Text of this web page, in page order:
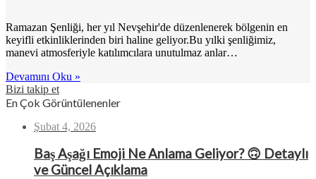
Ramazan Şenliği, her yıl Nevşehir'de düzenlenerek bölgenin en
keyifli etkinliklerinden biri haline geliyor.Bu yılki şenliğimiz,
manevi atmosferiyle katılımcılara unutulmaz anlar…
Devamını Oku »
Bizi takip et
En Çok Görüntülenenler
Şubat 4, 2026
Baş Aşağı Emoji Ne Anlama Geliyor? 🙃 Detaylı
ve Güncel Açıklama